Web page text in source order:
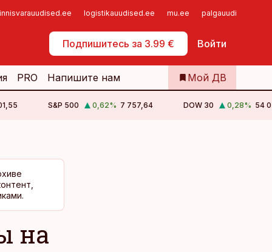
logistikauudised.ee mu.ee palgauudised.ee
Подпишитесь за 3.99 € Войти
Самообслуживание
PRO Напишите нам Мой ДВ
S&P 500 0,62% 7 757,64 DOW 30 0,28% 54
на